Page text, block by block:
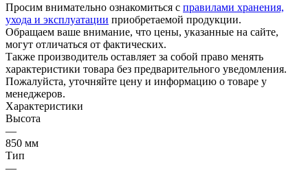
Просим внимательно ознакомиться с правилами хранения,
ухода и эксплуатации приобретаемой продукции.
Обращаем ваше внимание, что цены, указанные на сайте,
могут отличаться от фактических.
Также производитель оставляет за собой право менять
характеристики товара без предварительного уведомления.
Пожалуйста, уточняйте цену и информацию о товаре у
менеджеров.
Характеристики
Высота
—
850 мм
Тип
—